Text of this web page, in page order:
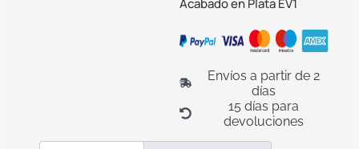
Envíos a partir de 2
días
15 días para
devoluciones